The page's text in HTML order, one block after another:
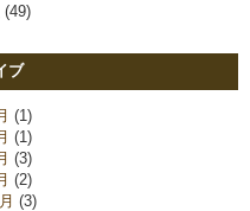
(49)
ブ
(1)
(1)
(3)
(2)
(3)